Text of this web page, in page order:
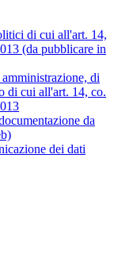
di cui all'art. 14,
(da pubblicare in
di
di cui all'art. 14, co.
da
dei dati